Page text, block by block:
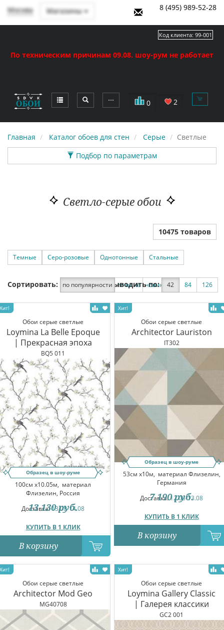
Москва Магазины 8 (495) 989-52-28
По техническим причинам 09.08. шоу-рум не работает
⋯ 0 2
Код клиента: 99-001
Главная Каталог обоев для стен Серые
Светлые
Подбор по параметрам
Светло-серые обои
10475 товаров
Темные Серо-розовые Однотонные Стальные
Сортировать: по популярности по цене новинки по скидке
Выводить по: 42 84 126
Обои серые светлые
Loymina La Belle Epoque
| Прекрасная эпоха
BQ5 011
Образец в шоу-руме
100см x10.05м, материал
Флизелин, Россия
Доставка:13.08-14.08
КУПИТЬ В 1 КЛИК
13 130 руб.
В корзину
Обои серые светлые
Architector Lauriston
IT302
Образец в шоу-руме
53см x10м, материал Флизелин,
Германия
Доставка:12.08-13.08
КУПИТЬ В 1 КЛИК
7 190 руб.
В корзину
Обои серые светлые
Architector Mod Geo
MG40708
Обои серые светлые
Loymina Gallery Classic
| Галерея классики
GC2 001